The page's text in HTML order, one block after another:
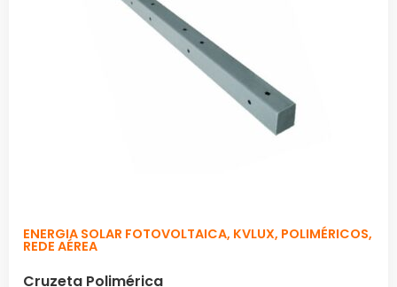
ENERGIA SOLAR FOTOVOLTAICA, KVLUX, POLIMÉRICOS,
REDE AÉREA
Cruzeta Polimérica